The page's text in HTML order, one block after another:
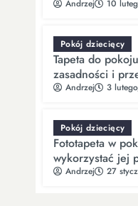
Andrzej 10
Pokój dziecięcy
Tapeta do
zasadności i
Andrzej 3
Pokój dziecięcy
Fototapeta w
wykorzystać jej
Andrzej 27